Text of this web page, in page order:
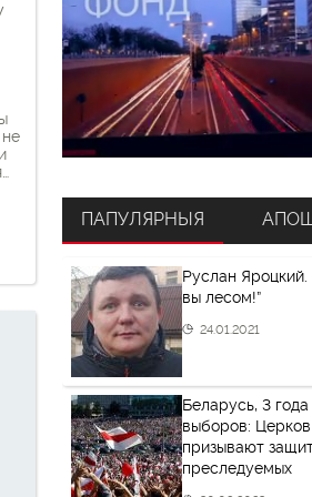
ПАПУЛЯРНЫЯ
Руслан Яроцкий.
вы лесом!”
24.01.2021
Беларусь, 3
выборов:
призывают
преследуемых